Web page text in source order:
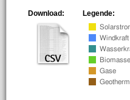
Legende:
Download: